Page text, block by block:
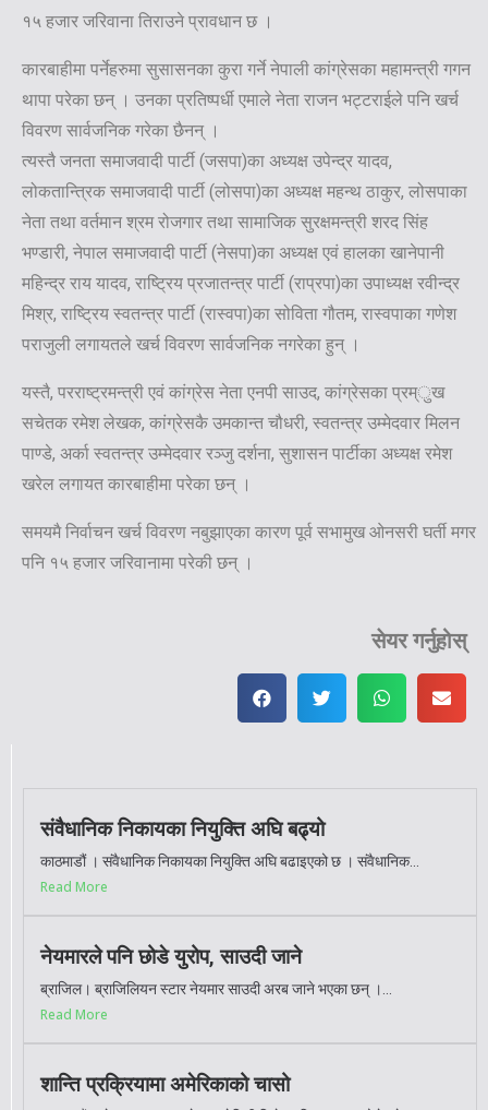
१५ हजार जरिवाना तिराउने प्रावधान छ ।
कारबाहीमा पर्नेहरुमा सुसासनका कुरा गर्ने नेपाली कांग्रेसका महामन्त्री गगन
थापा परेका छन् । उनका प्रतिष्पर्धी एमाले नेता राजन भट्टराईले पनि खर्च
विवरण सार्वजनिक गरेका छैनन् ।
त्यस्तै जनता समाजवादी पार्टी (जसपा)का अध्यक्ष उपेन्द्र यादव,
लोकतान्त्रिक समाजवादी पार्टी (लोसपा)का अध्यक्ष महन्थ ठाकुर, लोसपाका
नेता तथा वर्तमान श्रम रोजगार तथा सामाजिक सुरक्षमन्त्री शरद सिंह
भण्डारी, नेपाल समाजवादी पार्टी (नेसपा)का अध्यक्ष एवं हालका खानेपानी
महिन्द्र राय यादव, राष्ट्रिय प्रजातन्त्र पार्टी (राप्रपा)का उपाध्यक्ष रवीन्द्र
मिश्र, राष्ट्रिय स्वतन्त्र पार्टी (रास्वपा)का सोविता गौतम, रास्वपाका गणेश
पराजुली लगायतले खर्च विवरण सार्वजनिक नगरेका हुन् ।
यस्तै, परराष्ट्रमन्त्री एवं कांग्रेस नेता एनपी साउद, कांग्रेसका प्रम्ुख
सचेतक रमेश लेखक, कांग्रेसकै उमकान्त चौधरी, स्वतन्त्र उम्मेदवार मिलन
पाण्डे, अर्का स्वतन्त्र उम्मेदवार रञ्जु दर्शना, सुशासन पार्टीका अध्यक्ष रमेश
खरेल लगायत कारबाहीमा परेका छन् ।
समयमै निर्वाचन खर्च विवरण नबुझाएका कारण पूर्व सभामुख ओनसरी घर्ती मगर
पनि १५ हजार जरिवानामा परेकी छन् ।
सेयर गर्नुहोस्
संवैधानिक निकायका नियुक्ति अघि बढ्यो
काठमाडौं । संवैधानिक निकायका नियुक्ति अघि बढाइएको छ । संवैधानिक...
Read More
नेयमारले पनि छोडे युरोप, साउदी जाने
ब्राजिल। ब्राजिलियन स्टार नेयमार साउदी अरब जाने भएका छन् ।...
Read More
शान्ति प्रक्रियामा अमेरिकाको चासो